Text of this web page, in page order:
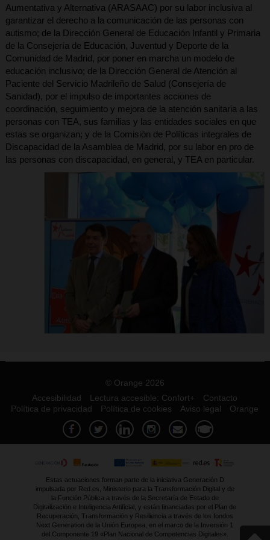
Aumentativa y Alternativa (ARASAAC) por su labor inclusiva al
garantizar el derecho a la comunicación de las personas con
autismo; de la Dirección General de Educación Infantil y Primaria
de la Consejería de Educación, Juventud y Deporte de la
Comunidad de Madrid, por poner en marcha un modelo de
educación inclusivo; de la Dirección General de Atención al
Paciente del Servicio Madrileño de Salud (Consejería de
Sanidad), por el impulso de importantes acciones de
coordinación, seguimiento y mejora de la atención sanitaria a las
personas con TEA, sus familias y las entidades sociales en que
estas se organizan; y de la Comisión de Políticas integrales de
Discapacidad de la Asamblea de Madrid, por su labor en pro de
las personas con discapacidad, en general, y TEA en particular.
© Orange 2026
Accesibilidad
Lectura accesible: Confort+
Contacto
Política de privacidad
Política de cookies Aviso legal Orange
Estas actuaciones forman parte de la iniciativa Generación D
impulsada por Red.es, Ministerio para la Transformación Digital y de
la Función Pública a través de la Secretaría de Estado de
Digitalización e Inteligencia Artificial, y están financiadas por el Plan de
Recuperación, Transformación y Resiliencia a través de los fondos
Next Generation de la Unión Europea, en el marco de la Inversión 1
del Componente 19 «Plan Nacional de Competencias Digitales».